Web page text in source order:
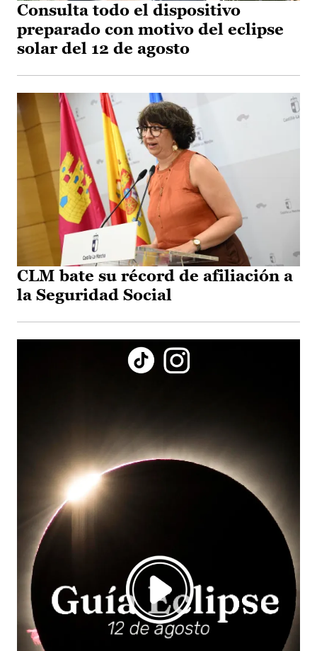
Consulta todo el dispositivo
preparado con motivo del eclipse
solar del 12 de agosto
CLM bate su récord de afiliación a
la Seguridad Social